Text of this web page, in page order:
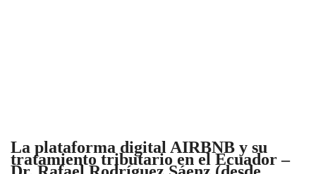
La plataforma digital AIRBNB y su
tratamiento tributario en el Ecuador –